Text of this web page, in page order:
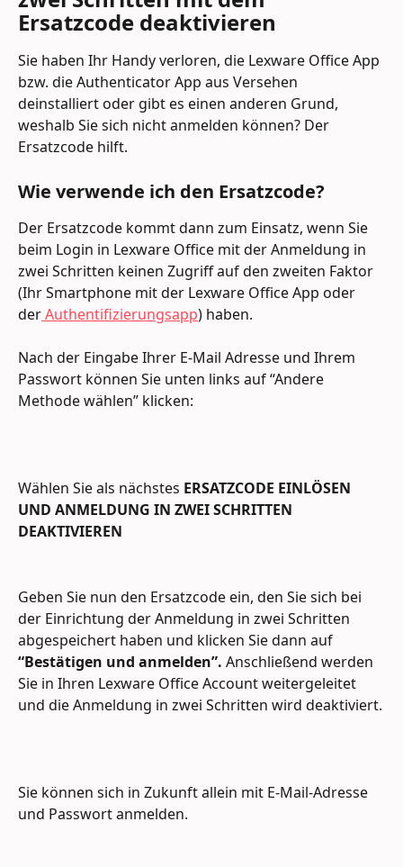
Ersatzcode deaktivieren
Sie haben Ihr Handy verloren, die Lexware Office App
bzw. die Authenticator App aus Versehen
deinstalliert oder gibt es einen anderen Grund,
weshalb Sie sich nicht anmelden können? Der
Ersatzcode hilft.
Wie verwende ich den Ersatzcode?
Der Ersatzcode kommt dann zum Einsatz, wenn Sie
beim Login in Lexware Office mit der Anmeldung in
zwei Schritten keinen Zugriff auf den zweiten Faktor
(Ihr Smartphone mit der Lexware Office App oder
der Authentifizierungsapp) haben.
Nach der Eingabe Ihrer E-Mail Adresse und Ihrem
Passwort können Sie unten links auf “Andere
Methode wählen” klicken:
Wählen Sie als nächstes ERSATZCODE EINLÖSEN
UND ANMELDUNG IN ZWEI SCHRITTEN
DEAKTIVIEREN
Geben Sie nun den Ersatzcode ein, den Sie sich bei
der Einrichtung der Anmeldung in zwei Schritten
abgespeichert haben und klicken Sie dann auf
“Bestätigen und anmelden”. Anschließend werden
Sie in Ihren Lexware Office Account weitergeleitet
und die Anmeldung in zwei Schritten wird deaktiviert.
Sie können sich in Zukunft allein mit E-Mail-Adresse
und Passwort anmelden.